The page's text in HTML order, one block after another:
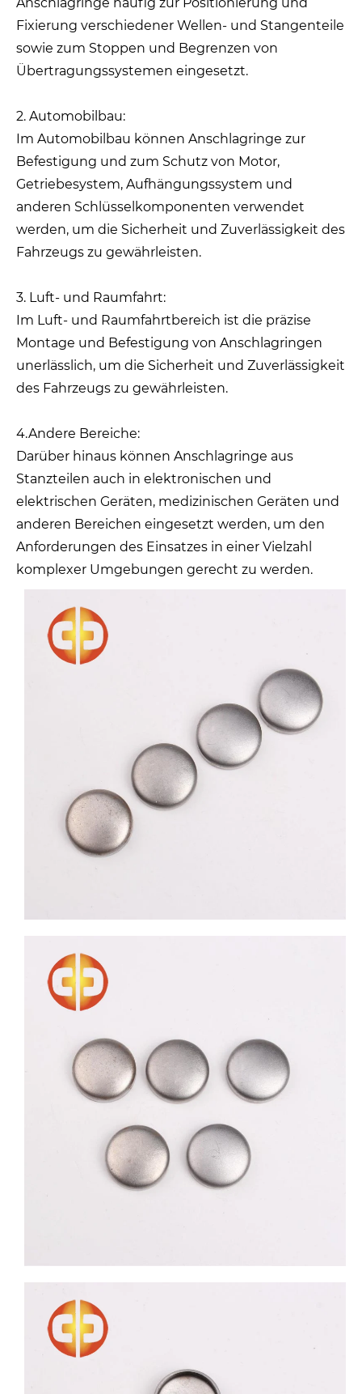
Fixierung verschiedener Wellen- und Stangenteile
sowie zum Stoppen und Begrenzen von
Übertragungssystemen eingesetzt.
2. Automobilbau:
Im Automobilbau können Anschlagringe zur
Befestigung und zum Schutz von Motor,
Getriebesystem, Aufhängungssystem und
anderen Schlüsselkomponenten verwendet
werden, um die Sicherheit und Zuverlässigkeit des
Fahrzeugs zu gewährleisten.
3. Luft- und Raumfahrt:
Im Luft- und Raumfahrtbereich ist die präzise
Montage und Befestigung von Anschlagringen
unerlässlich, um die Sicherheit und Zuverlässigkeit
des Fahrzeugs zu gewährleisten.
4.Andere Bereiche:
Darüber hinaus können Anschlagringe aus
Stanzteilen auch in elektronischen und
elektrischen Geräten, medizinischen Geräten und
anderen Bereichen eingesetzt werden, um den
Anforderungen des Einsatzes in einer Vielzahl
komplexer Umgebungen gerecht zu werden.